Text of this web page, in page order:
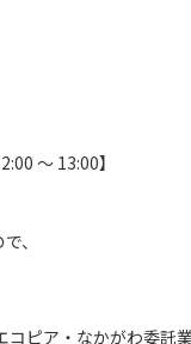
〜 13:00】
、
コピア・なかがわ委託